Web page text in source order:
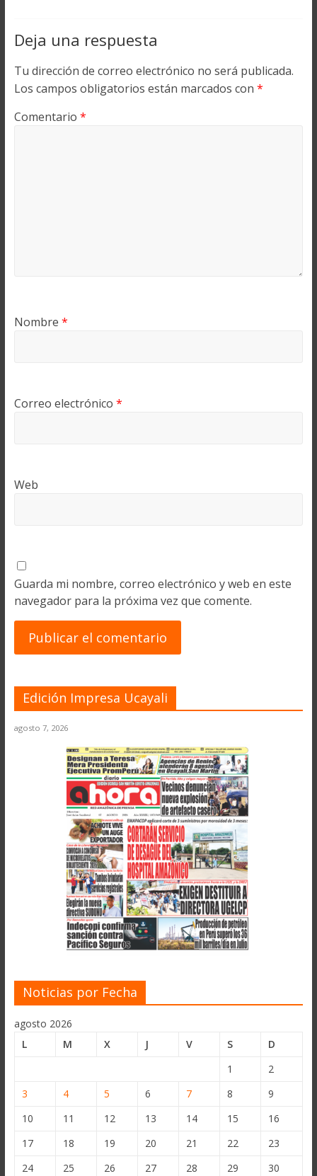
Deja una respuesta
Tu dirección de correo electrónico no será publicada.
Los campos obligatorios están marcados con *
Comentario *
Nombre *
Correo electrónico *
Web
Guarda mi nombre, correo electrónico y web en este
navegador para la próxima vez que comente.
Edición Impresa Ucayali
agosto 7, 2026
Noticias por Fecha
agosto 2026
L
M X J V S
D
1
2
3
4 5 6 7 8
9
10
11 12 13 14 15
16
17
18 19 20 21 22
23
24
25 26 27 28 29
30